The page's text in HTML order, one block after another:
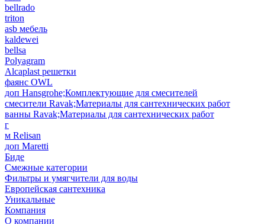
bellrado
triton
asb мебель
kaldewei
bellsa
Polyagram
Alcaplast решетки
фаянс OWL
доп Hansgrohe;Комплектующие для смесителей
смесители Ravak;Материалы для сантехнических работ
ванны Ravak;Материалы для сантехнических работ
г
м Relisan
доп Maretti
Биде
Смежные категории
Фильтры и умягчители для воды
Европейская сантехника
Уникальные
Компания
О компании